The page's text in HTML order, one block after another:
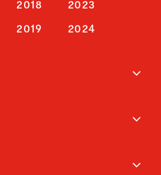
2018
2019
2023
2024